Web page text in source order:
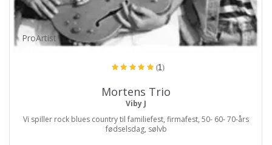
ProArtist
(1)
Mortens Trio
Viby J
Vi spiller rock blues country til familiefest, firmafest, 50- 60- 70-års
fødselsdag, sølvb